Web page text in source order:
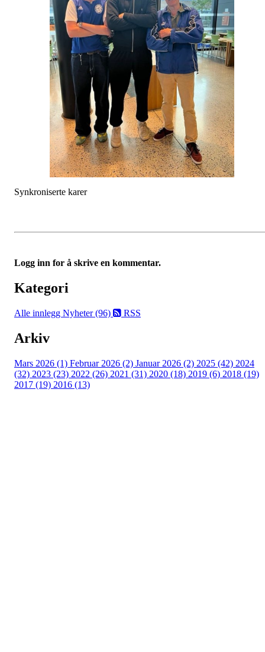
Synkroniserte karer
Logg inn for å skrive en kommentar.
Kategori
Alle innlegg Nyheter (96) RSS
Arkiv
Mars 2026 (1) Februar 2026 (2) Januar 2026 (2) 2025 (42) 2024
(32) 2023 (23) 2022 (26) 2021 (31) 2020 (18) 2019 (6) 2018 (19)
2017 (19) 2016 (13)